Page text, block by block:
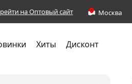
на Оптовый сайт
Хиты Дисконт